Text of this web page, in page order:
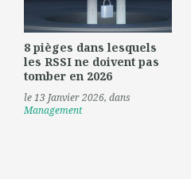
8 pièges dans lesquels
les RSSI ne doivent pas
tomber en 2026
le 13 Janvier 2026, dans
Management